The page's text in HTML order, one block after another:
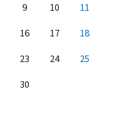
9 10 11
16 17 18
23 24 25
30